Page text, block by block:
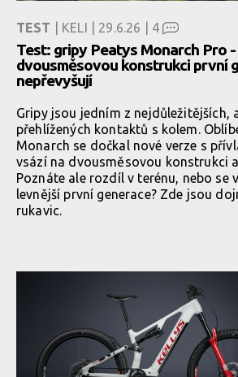
TEST | KELI | 29.6.26 | 4
Test: gripy Peatys Monarch Pro -
dvousměsovou konstrukci první
nepřevyšují
Gripy jsou jedním z nejdůležitějších,
přehlížených kontaktů s kolem.
Monarch se dočkal nové verze s
vsází na dvousměsovou konstrukci
Poznáte ale rozdíl v terénu, nebo se
levnější první generace? Zde jsou
rukavic.